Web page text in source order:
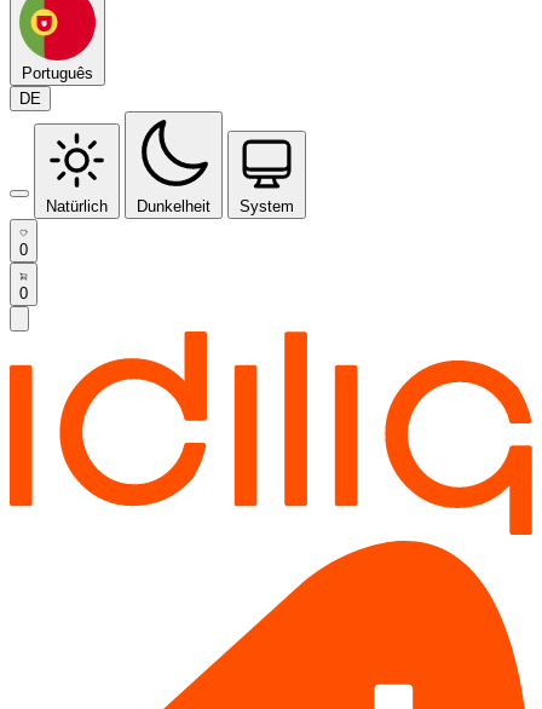
Português
DE
Natürlich Dunkelheit System
0
0